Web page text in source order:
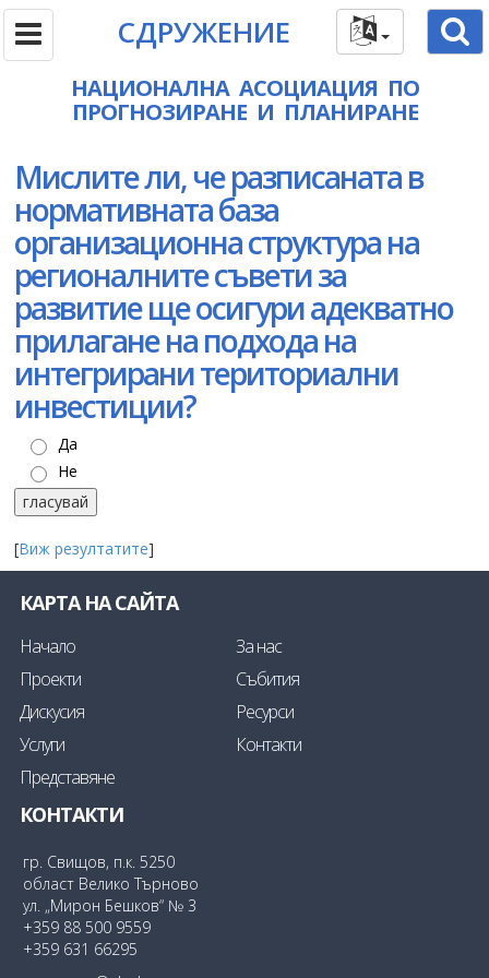
СДРУЖЕНИЕ
НАЦИОНАЛНА АСОЦИАЦИЯ ПО
ПРОГНОЗИРАНЕ И ПЛАНИРАНЕ
Мислите ли, че разписаната в
нормативната база
организационна структура на
регионалните съвети за
развитие ще осигури адекватно
прилагане на подхода на
интегрирани териториални
инвестиции?
Да
Не
[Виж резултатите]
КАРТА НА САЙТА
Начало
За нас
Проекти
Събития
Дискусия
Ресурси
Услуги
Контакти
Представяне
КОНТАКТИ
гр. Свищов, п.к. 5250
област Велико Търново
ул. „Мирон Бешков“ № 3
+359 88 500 9559
+359 631 66295